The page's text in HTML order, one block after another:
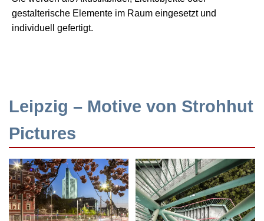
gestalterische Elemente im Raum eingesetzt und
individuell gefertigt.
Leipzig – Motive von Strohhut
Pictures